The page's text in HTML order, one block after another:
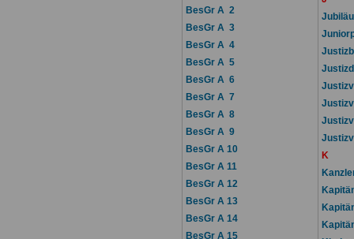
BesGr A 2
BesGr A 3
BesGr A 4
BesGr A 5
BesGr A 6
BesGr A 7
BesGr A 8
BesGr A 9
BesGr A 10
BesGr A 11
BesGr A 12
BesGr A 13
BesGr A 14
BesGr A 15
K